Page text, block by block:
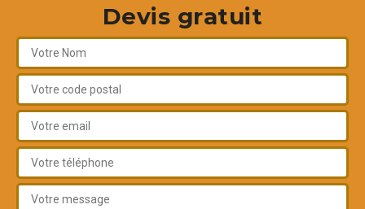
Devis gratuit